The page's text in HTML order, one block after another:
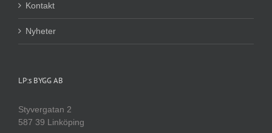
Kontakt
Nyheter
LP:s BYGG AB
Styvergatan 2
587 39 Linköping